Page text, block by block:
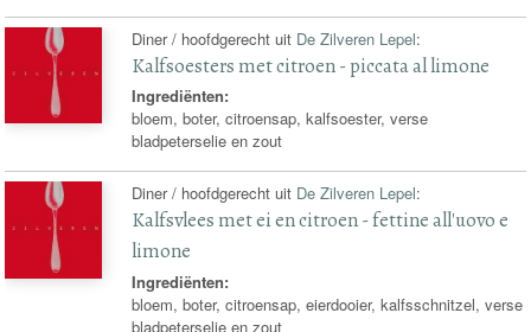
Diner / hoofdgerecht uit De Zilveren Lepel:
Kalfsoesters met citroen - piccata al limone
Ingrediënten:
bloem, boter, citroensap, kalfsoester, verse
bladpeterselie en zout
Diner / hoofdgerecht uit De Zilveren Lepel:
Kalfsvlees met ei en citroen - fettine all'uovo e
limone
Ingrediënten:
bloem, boter, citroensap, eierdooier, kalfsschnitzel, verse
bladpeterselie en zout